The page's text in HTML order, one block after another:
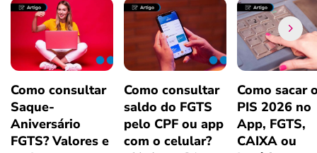
Como consultar
Saque-
Aniversário
FGTS? Valores e
Como consultar
saldo do FGTS
pelo CPF ou app
com o celular?
Como sacar
PIS 2026 no
App, FGTS,
CAIXA ou